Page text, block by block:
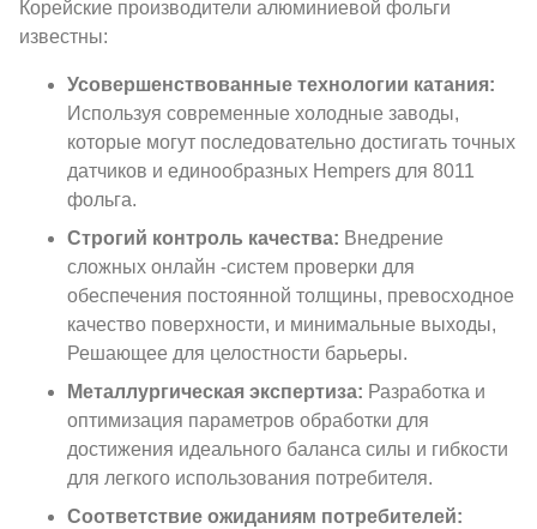
Корейские производители алюминиевой фольги
известны:
Усовершенствованные технологии катания:
Используя современные холодные заводы,
которые могут последовательно достигать точных
датчиков и единообразных Hempers для 8011
фольга.
Строгий контроль качества: Внедрение
сложных онлайн -систем проверки для
обеспечения постоянной толщины, превосходное
качество поверхности, и минимальные выходы,
Решающее для целостности барьеры.
Металлургическая экспертиза: Разработка и
оптимизация параметров обработки для
достижения идеального баланса силы и гибкости
для легкого использования потребителя.
Соответствие ожиданиям потребителей: